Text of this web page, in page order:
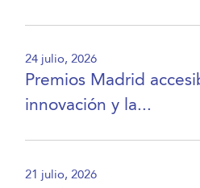
24 julio, 2026
Premios Madrid
innovación y la...
21 julio, 2026